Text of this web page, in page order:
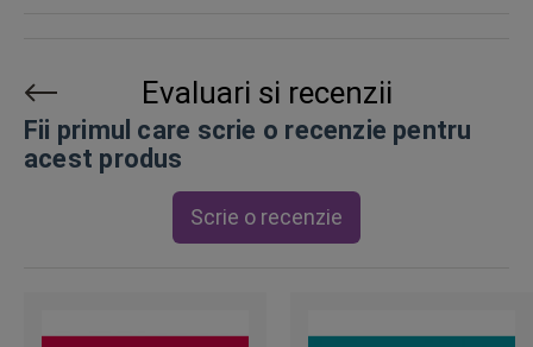
Evaluari si recenzii
Fii primul care scrie o recenzie pentru
acest produs
Scrie o recenzie